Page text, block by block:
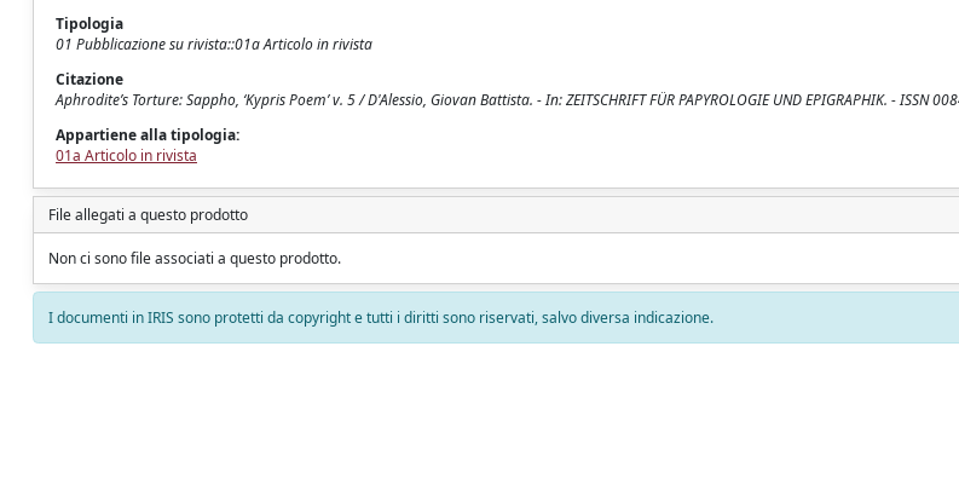
Tipologia
01 Pubblicazione su rivista::01a Articolo in rivista
Citazione
Aphrodite’s Torture: Sappho, ‘Kypris Poem’ v. 5 / D'Alessio, Giovan Battista. - In: ZEITSCHRIFT FÜR PAPYROLOGIE UND EPIGRAPHIK. - ISSN
Appartiene alla tipologia:
01a Articolo in rivista
File allegati a questo prodotto
Non ci sono file associati a questo prodotto.
I documenti in IRIS sono protetti da copyright e tutti i diritti sono riservati, salvo diversa indicazione.